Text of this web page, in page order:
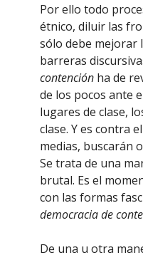
Por ello todo
étnico, diluir las
sólo debe mejorar
barreras
contención ha de
de los pocos ante
lugares de clase,
clase. Y es contra
medias, buscarán
Se trata de una
brutal. Es el
con las formas
democracia de
De una u otra